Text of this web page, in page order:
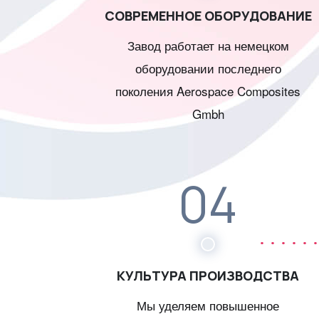
СОВРЕМЕННОЕ ОБОРУДОВАНИЕ
Завод работает на немецком
оборудовании последнего
поколения Aerospace Composites
Gmbh
04
КУЛЬТУРА ПРОИЗВОДСТВА
Мы уделяем повышенное